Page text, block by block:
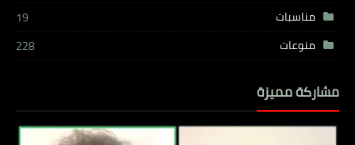
مناسبات
19
منوعات
228
مشاركة مميزة